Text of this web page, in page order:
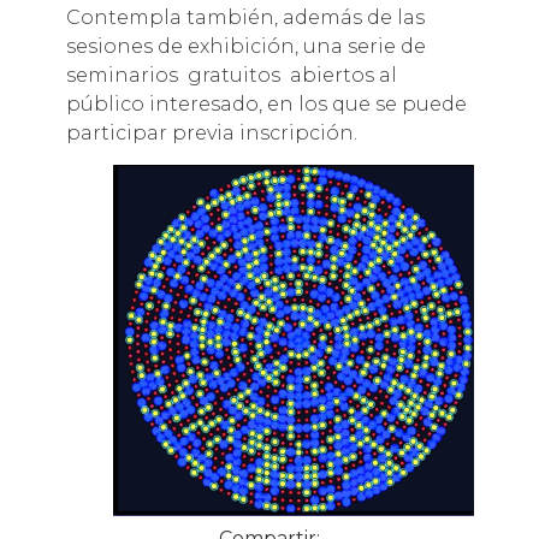
Contempla también, además de las
sesiones de exhibición, una serie de
seminarios gratuitos abiertos al
público interesado, en los que se puede
participar previa inscripción.